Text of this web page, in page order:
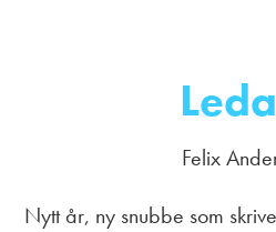
Felix
Nytt år, ny snubbe som